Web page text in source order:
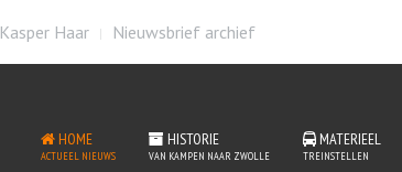
Kasper Haar Nieuwsbrief archief
HOME
ACTUEEL NIEUWS
HISTORIE
VAN KAMPEN NAAR ZWOLLE
MATERIEEL
TREINSTELLEN